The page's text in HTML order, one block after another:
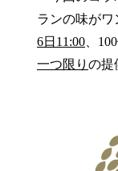
ランの味がワ
6日11:00 、
一つ限り の提